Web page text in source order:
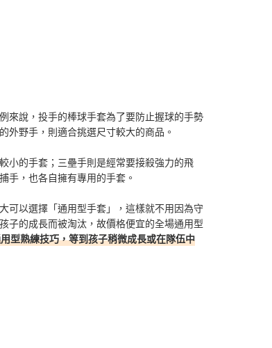
來說，投手的棒球手套為了要防止握球的手勢
外野手，則適合挑選尺寸較大的商品。
小的手套；三壘手則是經常要接殺強力的飛
手，也各自擁有專用的手套。
可以選擇「通用型手套」，這樣就不用因為守
子的成長而被淘汰，故價格便宜的全場通用型
型熟練技巧，等到孩子稍微成長或在隊伍中